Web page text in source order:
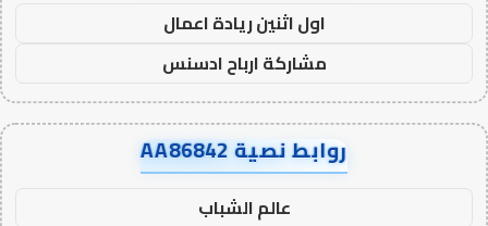
اول اثنين ريادة اعمال
مشاركة ارباح ادسنس
روابط نصية AA86842
عالم الشباب